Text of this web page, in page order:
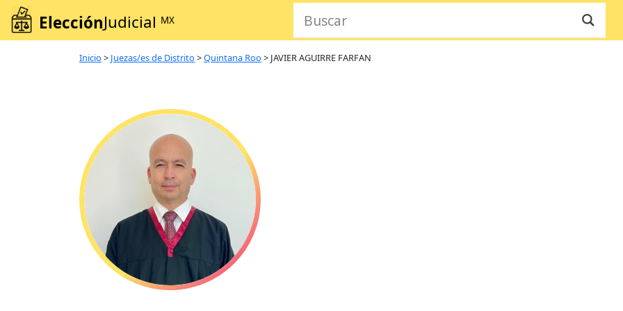
ElecciónJudicial MX
Inicio > Juezas/es de Distrito >Quintana Roo > JAVIER AGUIRRE FARFAN